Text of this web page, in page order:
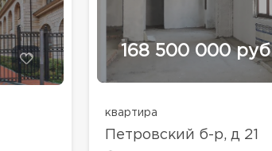
168 500 000 руб
квартира
Петровский б-р, д 21